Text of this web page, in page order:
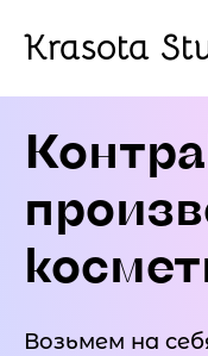
Krasota
Возьмем на